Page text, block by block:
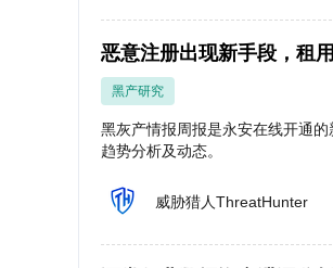
恶意注册出现新手段，租
黑产研究
黑灰产情报周报是永安在线开通
趋势分析及动态。
威胁猎人ThreatHunter